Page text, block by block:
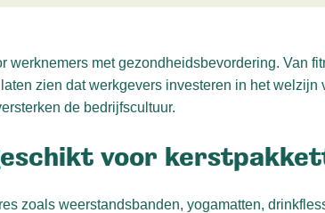
met gezondheidsbevordering. Van
zien dat werkgevers investeren in het welzijn
de bedrijfscultuur.
voor
zoals weerstandsbanden, yogamatten,